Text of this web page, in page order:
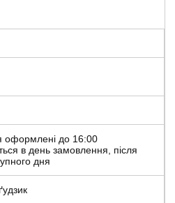
оформлені до 16:00
в день замовлення, після
дня